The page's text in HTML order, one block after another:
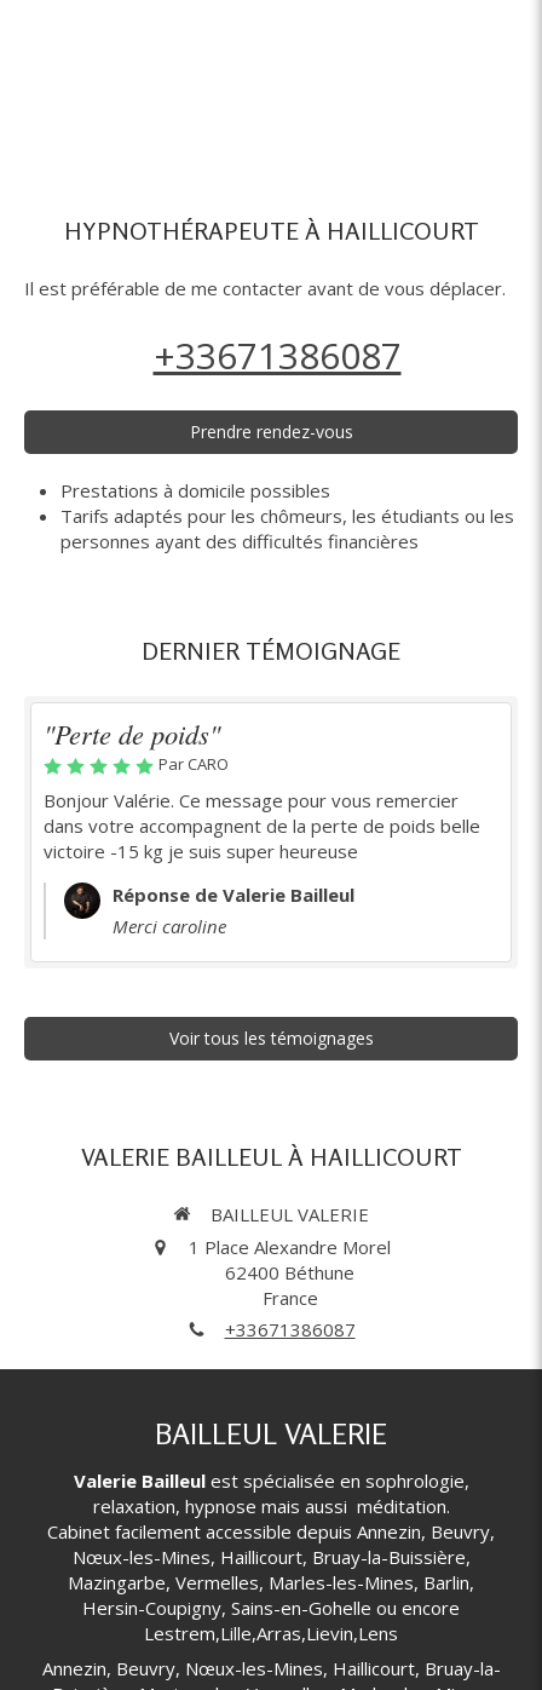
HYPNOTHÉRAPEUTE À HAILLICOURT
Il est préférable de me contacter avant de vous déplacer.
+33671386087
Prendre rendez-vous
Prestations à domicile possibles
Tarifs adaptés pour les chômeurs, les étudiants ou les
personnes ayant des difficultés financières
DERNIER TÉMOIGNAGE
"Perte de poids"
Par CARO
Bonjour Valérie. Ce message pour vous remercier
dans votre accompagnent de la perte de poids belle
victoire -15 kg je suis super heureuse
Réponse de Valerie Bailleul
Merci caroline
Voir tous les témoignages
VALERIE BAILLEUL À HAILLICOURT
BAILLEUL VALERIE
1 Place Alexandre Morel
62400 Béthune
France
+33671386087
BAILLEUL VALERIE
Valerie Bailleulest spécialisée en sophrologie,
relaxation, hypnose mais aussi méditation.
Cabinet facilement accessible depuis Annezin, Beuvry,
Nœux-les-Mines, Haillicourt, Bruay-la-Buissière,
Mazingarbe, Vermelles, Marles-les-Mines, Barlin,
Hersin-Coupigny, Sains-en-Gohelle ou encore
Lestrem,Lille,Arras,Lievin,Lens
Annezin, Beuvry, Nœux-les-Mines, Haillicourt, Bruay-la-